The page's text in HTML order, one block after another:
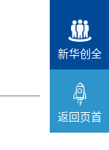
新华创全
返回页首